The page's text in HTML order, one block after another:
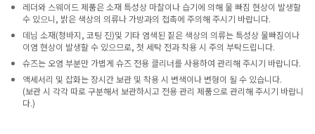
레더와 스웨이드 제품은 소재 특성상 마찰이나 습기에 의해 물 빠짐 현상이 발생할
수 있으니, 밝은 색상의 의류나 가방과의 접촉에 주의해 주시기 바랍니다.
데님 소재(청바지, 코팅 진)및 기타 염색된 짙은 색상의 의류는 특성상 물빠짐이나
이염 현상이 발생할 수 있으므로, 첫 세탁 전과 착용 시 주의 부탁드립니다.
슈즈는 오염 부분만 가볍게 슈즈 전용 클리너를 사용하여 관리해 주시기 바랍니다.
액세서리 및 잡화는 장시간 보관 및 착용 시 변색이나 변형이 될 수 있습니다.
(보관 시 각각 따로 구분해서 보관하시고 전용 관리 제품으로 관리해 주시기 바랍니
다.)